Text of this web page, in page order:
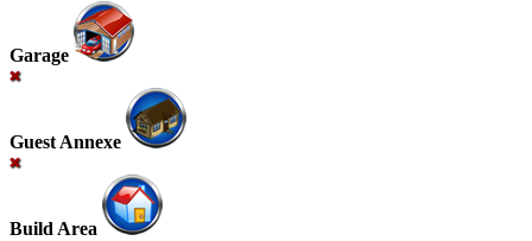
Garage
Guest Annexe
Build Area